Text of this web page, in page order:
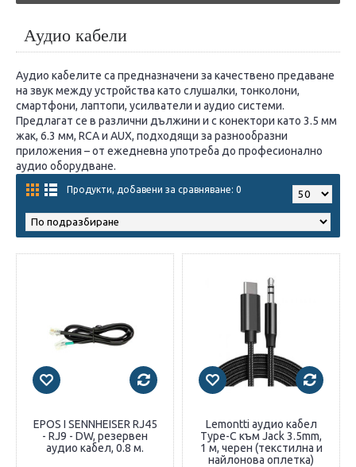
Аудио кабели
Аудио кабелите са предназначени за качествено предаване
на звук между устройства като слушалки, тонколони,
смартфони, лаптопи, усилватели и аудио системи.
Предлагат се в различни дължини и с конектори като 3.5 мм
жак, 6.3 мм, RCA и AUX, подходящи за разнообразни
приложения – от ежедневна употреба до професионално
аудио оборудване.
Продукти, добавени за сравняване: 0
EPOS I SENNHEISER RJ45
- RJ9 - DW, резервен
аудио кабел, 0.8 м.
Lemontti аудио кабел
Type-C към Jack 3.5mm,
1 м, черен (текстилна и
найлонова оплетка)